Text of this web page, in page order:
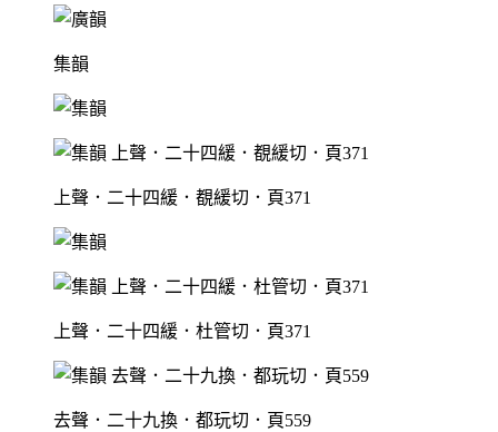
集韻
上聲．二十四緩．覩緩切．頁371
上聲．二十四緩．杜管切．頁371
去聲．二十九換．都玩切．頁559